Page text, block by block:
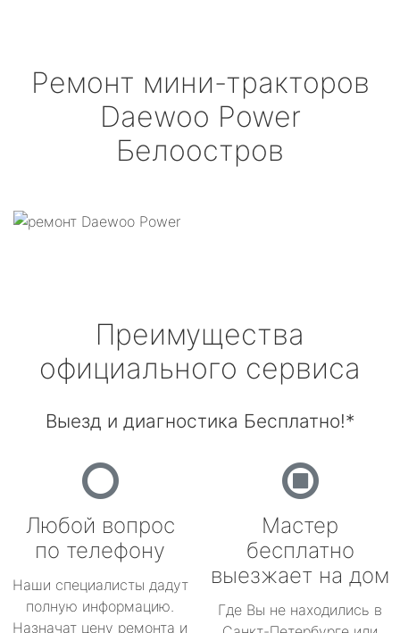
Ремонт мини-тракторов
Daewoo Power
Белоостров
Преимущества
официального сервиса
Выезд и диагностика Бесплатно!*
Любой вопрос
по телефону
Наши специалисты дадут
полную информацию.
Назначат цену ремонта и
Мастер
бесплатно
выезжает на дом
Где Вы не находились в